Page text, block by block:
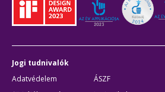
Jogi tudnivalók
Adatvédelem
ÁSZF